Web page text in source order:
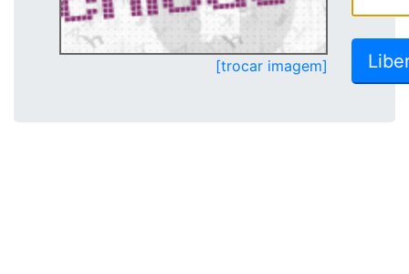
[trocar imagem]